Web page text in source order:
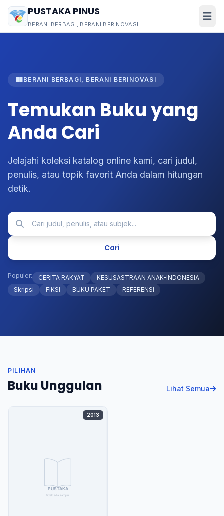
PUSTAKA PINUS
BERANI BERBAGI, BERANI BERINOVASI
BERANI BERBAGI, BERANI BERINOVASI
Temukan Buku yang
Anda Cari
Jelajahi koleksi katalog online kami, cari judul,
penulis, atau topik favorit Anda dalam hitungan
detik.
Cari
Populer: CERITA RAKYAT
KESUSASTRAAN ANAK-INDONESIA
Skripsi
FIKSI BUKU PAKET REFERENSI
PILIHAN
Buku Unggulan Lihat Semua
2013